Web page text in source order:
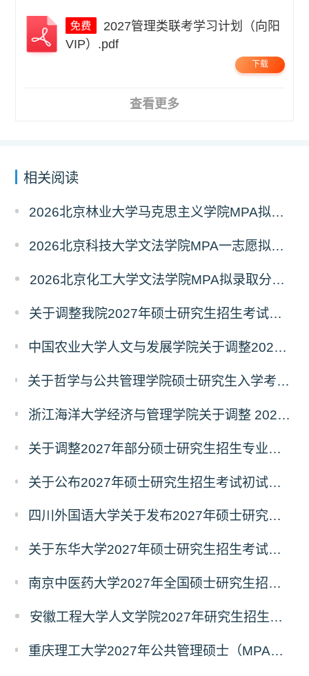
VIP）.pdf
下载
查看更多
相关阅读
2026北京林业大学马克思主义学院MPA拟录取分析解读
2026北京科技大学文法学院MPA一志愿拟录取分析解读
2026北京化工大学文法学院MPA拟录取分析解读
关于调整我院2027年硕士研究生招生考试科目及参考书的通知
中国农业大学人文与发展学院关于调整2027年硕士研究生招生考试初试科目的通知
关于哲学与公共管理学院硕士研究生入学考试（初试） 考试科目及参考书目变更的通知（二）
浙江海洋大学经济与管理学院关于调整 2027年硕士研究生招生考试初试科目的公告
关于调整2027年部分硕士研究生招生专业初试考试科目的公告（持续更新中）
关于公布2027年硕士研究生招生考试初试自命题科目考试大纲的通知
四川外国语大学关于发布2027年硕士研究生招生考试自命题科目大纲的公告
关于东华大学2027年硕士研究生招生考试（初试）招生目录拟调整公告（一）
南京中医药大学2027年全国硕士研究生招生考试初试自命题科目考试内容及参考书目
安徽工程大学人文学院2027年研究生招生简章
重庆理工大学2027年公共管理硕士（MPA）专业学位研究生（双证）报考